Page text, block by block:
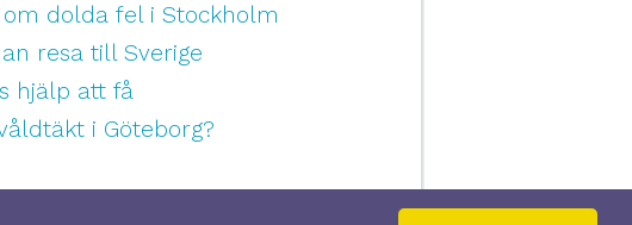
dolda fel i Stockholm
resa till Sverige
hjälp att få
i Göteborg?